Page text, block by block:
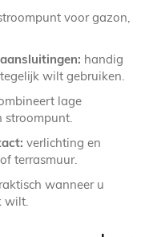
voor gazon,
handig
wilt gebruiken.
lage
verlichting en
terrasmuur.
wanneer u
wilt.